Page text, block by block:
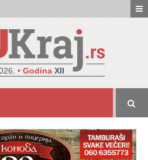
• Godina XII